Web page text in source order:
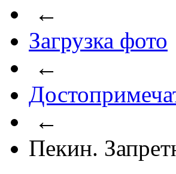
←
Загрузка фото
←
←
Пекин.